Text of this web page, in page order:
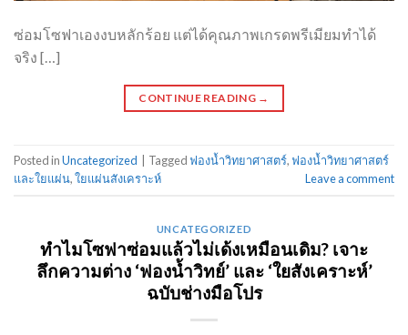
ซ่อมโซฟาเองงบหลักร้อย แต่ได้คุณภาพเกรดพรีเมียมทำได้
จริง […]
CONTINUE READING →
Posted inUncategorized Taggedฟองน้ำวิทยาศาสตร์,ฟองน้ำวิทยาศาสตร์
และใยแผ่น,ใยแผ่นสังเคราะห์ Leave a comment
UNCATEGORIZED
ทำไมโซฟาซ่อมแล้วไม่เด้งเหมือนเดิม? เจาะ
ลึกความต่าง ‘ฟองน้ำวิทย์’ และ ‘ใยสังเคราะห์’
ฉบับช่างมือโปร